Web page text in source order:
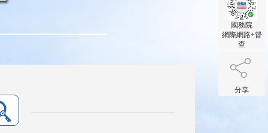
國務院
網際網路+督
查
分享